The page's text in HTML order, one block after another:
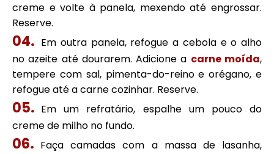
creme e volte à panela, mexendo até engrossar.
Reserve.
Em outra panela, refogue a cebola e o alho
no azeite até dourarem. Adicione a carne moída,
tempere com sal, pimenta-do-reino e orégano, e
refogue até a carne cozinhar. Reserve.
Em um refratário, espalhe um pouco do
creme de milho no fundo.
Faça camadas com a massa de lasanha,